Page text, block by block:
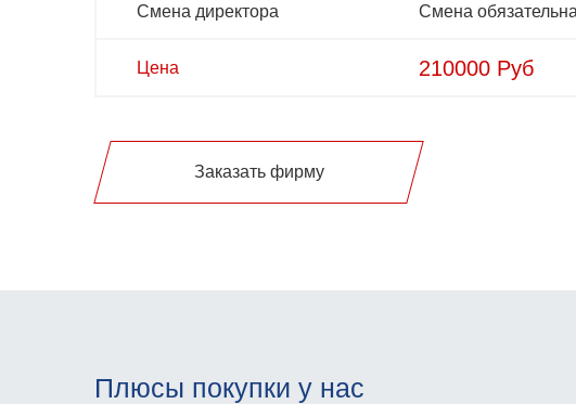
Смена директора Смена обязательна
Цена 210000 Руб
Заказать фирму
Плюсы покупки у нас